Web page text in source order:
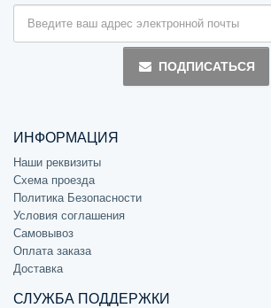
ПОДПИСАТЬСЯ
ИНФОРМАЦИЯ
Наши реквизиты
Схема проезда
Политика Безопасности
Условия соглашения
Самовывоз
Оплата заказа
Доставка
СЛУЖБА ПОДДЕРЖКИ